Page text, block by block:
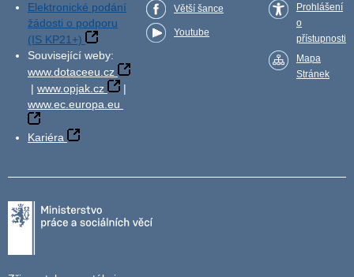
Elektronické podání
žádosti o podporu
(IS KP21+)
Související weby:
www.dotaceeu.cz
| www.opjak.cz
|
www.ec.europa.eu
Kariéra
Větší šance
Youtube
Prohlášení
o
přístupnosti
Mapa
Stránek